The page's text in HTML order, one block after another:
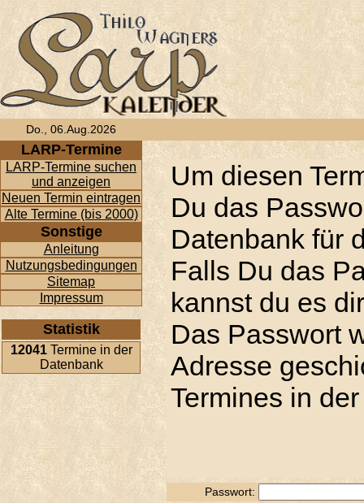
Do., 06.Aug.2026
LARP-Termine
LARP-Termine suchen
und anzeigen
Neuen Termin eintragen
Alte Termine (bis 2000)
Sonstige
Anleitung
Nutzungsbedingungen
Sitemap
Impressum
Statistik
12041Termine in der
Datenbank
Um diesen
Du das
Datenbank für
Falls Du das
kannst du es
Das Passwort
Adresse
Termines in
Passwort: